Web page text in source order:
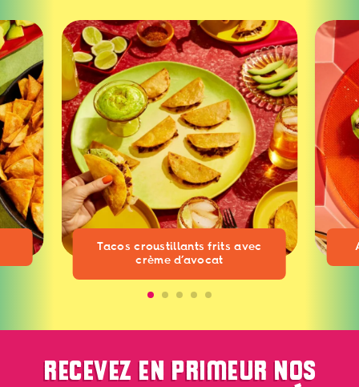
Tacos croustillants frits avec crème d’avocat
Tacos croustillants frits avec
crème d’avocat
RECEVEZ EN PRIMEUR NOS